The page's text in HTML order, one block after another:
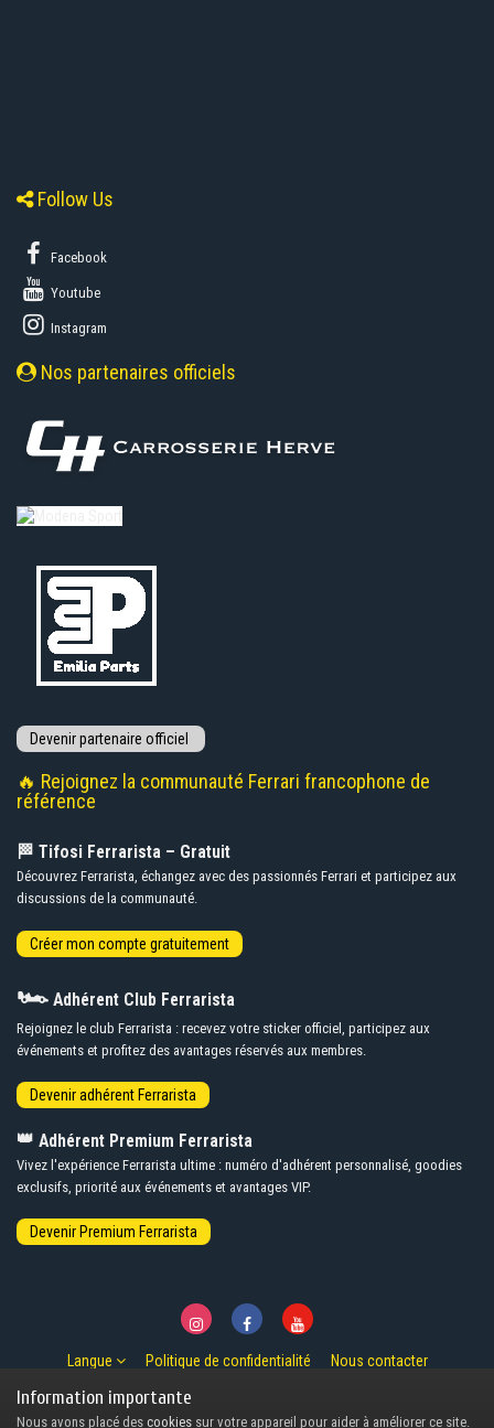
Follow Us
Facebook
Youtube
Instagram
Nos partenaires officiels
🔥 Rejoignez la communauté Ferrari francophone de
référence
🏁 Tifosi Ferrarista – Gratuit
Découvrez Ferrarista, échangez avec des passionnés Ferrari et participez aux
discussions de la communauté.
🏎️ Adhérent Club Ferrarista
Rejoignez le club Ferrarista : recevez votre sticker officiel, participez aux
événements et profitez des avantages réservés aux membres.
👑 Adhérent Premium Ferrarista
Vivez l'expérience Ferrarista ultime : numéro d'adhérent personnalisé, goodies
exclusifs, priorité aux événements et avantages VIP.
Langue Politique de confidentialité Nous contacter
© Copyright 2007-2026 Ferrarista.Club
Powered by Invision Community
Information importante
Nous avons placé des cookies sur votre appareil pour aider à améliorer ce site.